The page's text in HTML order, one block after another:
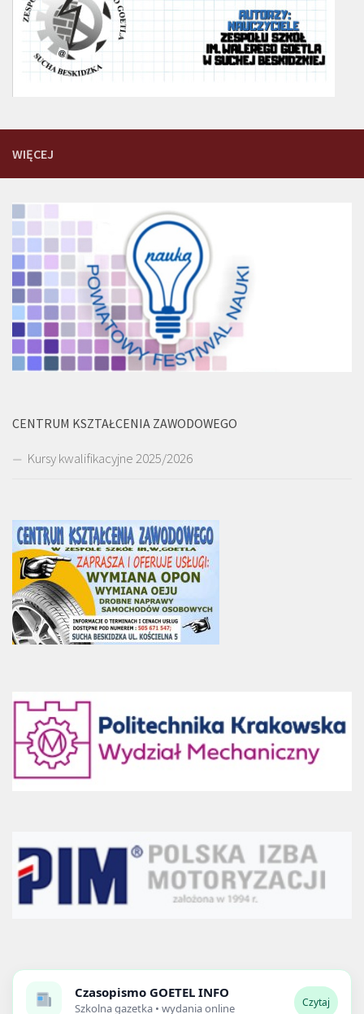
WIĘCEJ
CENTRUM KSZTAŁCENIA ZAWODOWEGO
Kursy kwalifikacyjne 2025/2026
Czasopismo GOETEL INFO
Szkolna gazetka • wydania online Czytaj